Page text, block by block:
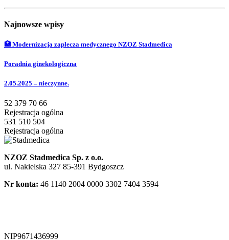
Najnowsze wpisy
🏥 Modernizacja zaplecza medycznego NZOZ Stadmedica
Poradnia ginekologiczna
2.05.2025 – nieczynne.
52 379 70 66
Rejestracja ogólna
531 510 504
Rejestracja ogólna
NZOZ Stadmedica Sp. z o.o.
ul. Nakielska 327 85-391 Bydgoszcz
Nr konta: 46 1140 2004 0000 3302 7404 3594
NIP9671436999